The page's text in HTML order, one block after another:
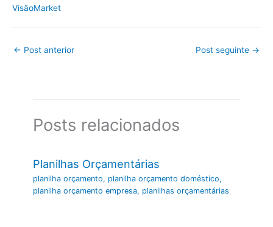
VisãoMarket
← Post anterior Post seguinte →
Posts relacionados
Planilhas Orçamentárias
planilha orçamento, planilha orçamento doméstico,
planilha orçamento empresa, planilhas orçamentárias